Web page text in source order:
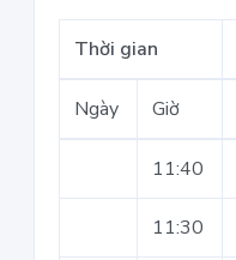
Thời gian
Ngày Giờ
11:40
11:30